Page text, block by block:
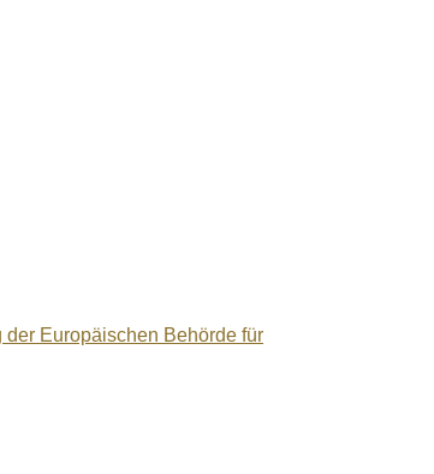
Europäischen Behörde für